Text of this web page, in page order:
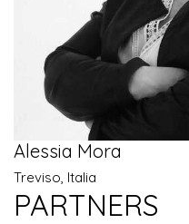
Alessia Mora
Treviso, Italia
PARTNERS